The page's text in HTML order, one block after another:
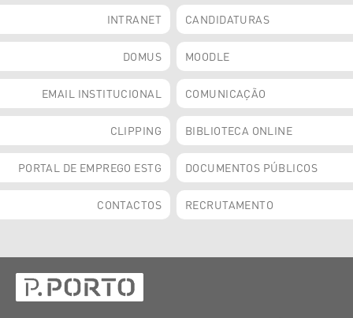
INTRANET CANDIDATURAS
DOMUS MOODLE
EMAIL INSTITUCIONAL COMUNICAÇÃO
CLIPPING BIBLIOTECA ONLINE
PORTAL DE EMPREGO ESTG DOCUMENTOS PÚBLICOS
CONTACTOS RECRUTAMENTO